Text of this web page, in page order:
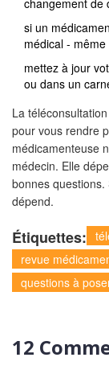
changement de
si un
médical -
mettez à jour
ou dans un
La
pour vous rendre
médicamenteuse
médecin. Elle
bonnes
dépend.
Étiquettes:
revue
questions à
12